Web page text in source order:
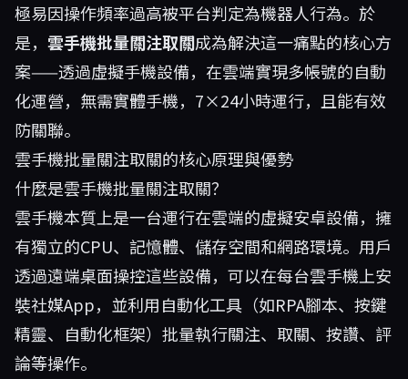
極易因操作頻率過高被平台判定為機器人行為。於
是， 雲手機批量關注取關成為解決這一痛點的核心方
案——透過虛擬手機設備，在雲端實現多帳號的自動
化運營，無需實體手機，7×24小時運行，且能有效
防關聯。
雲手機批量關注取關的核心原理與優勢
什麼是雲手機批量關注取關？
雲手機本質上是一台運行在雲端的虛擬安卓設備，擁
有獨立的CPU、記憶體、儲存空間和網路環境。用戶
透過遠端桌面操控這些設備，可以在每台雲手機上安
裝社媒App，並利用自動化工具（如RPA腳本、按鍵
精靈、自動化框架）批量執行關注、取關、按讚、評
論等操作。